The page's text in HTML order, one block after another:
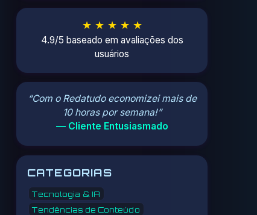
★ ★ ★ ★ ★
4.9/5 baseado em avaliações dos
usuários
“Com o Redatudo economizei mais de
10 horas por semana!”
— Cliente Entusiasmado
CATEGORIAS
Tecnologia & IA
Tendências de Conteúdo